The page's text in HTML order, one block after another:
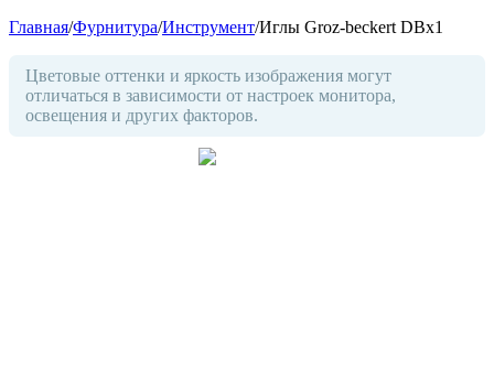
Главная/Фурнитура/Инструмент/Иглы Groz-beckert DBx1
Цветовые оттенки и яркость изображения могут
отличаться в зависимости от настроек монитора,
освещения и других факторов.